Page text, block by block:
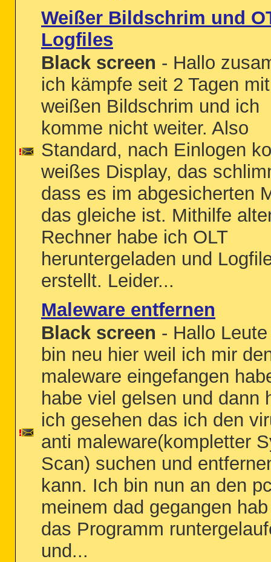
Weißer Bildschrim und
Logfiles
Black screen - Hallo
ich kämpfe seit 2 Tagen
weißen Bildschrim und ich
komme nicht weiter. Also
Standard, nach Einlogen
weißes Display, das
dass es im abgesicherten
das gleiche ist. Mithilfe
Rechner habe ich OLT
heruntergeladen und
erstellt. Leider...
Maleware entfernen
Black screen - Hallo
bin neu hier weil ich mir
maleware eingefangen
habe viel gelsen und dann
ich gesehen das ich den
anti maleware(kompletter
Scan) suchen und
kann. Ich bin nun an den
meinem dad gegangen
das Programm
und...